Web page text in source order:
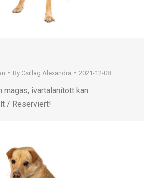
By Csillag Alexandra 2021-12-08
magas, ivartalanított kan
/ Reserviert!